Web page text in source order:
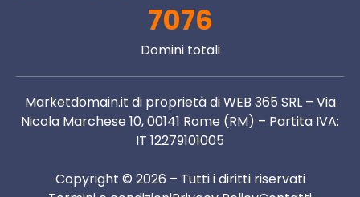
7076
Domini totali
Marketdomain.it di proprietà di WEB 365 SRL – Via
Nicola Marchese 10, 00141 Rome (RM) – Partita IVA:
IT 12279101005
Copyright © 2026 – Tutti i diritti riservati